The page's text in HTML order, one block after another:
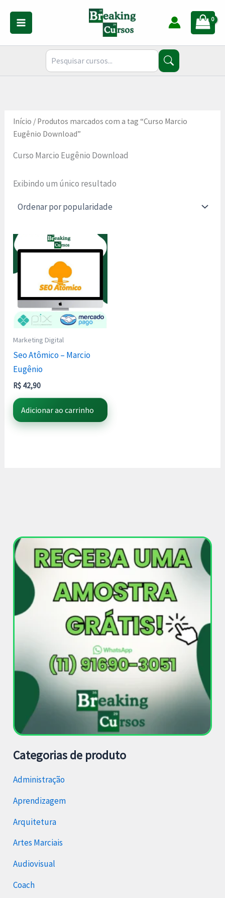
conteúdo
Início / Produtos marcados com a tag “Curso Marcio
Eugênio Download”
Curso Marcio Eugênio Download
Exibindo um único resultado
Marketing Digital
Seo Atômico – Marcio
Eugênio
R$ 42,90
Adicionar ao carrinho
Categorias de produto
Administração
Aprendizagem
Arquitetura
Artes Marciais
Audiovisual
Coach